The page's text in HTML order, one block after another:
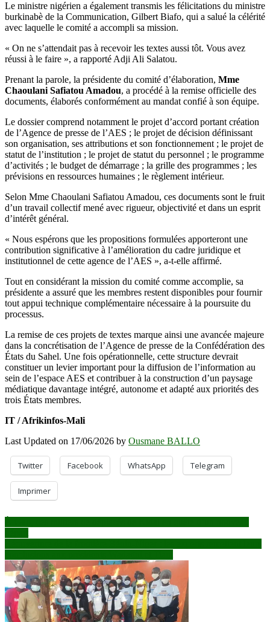
Le ministre nigérien a également transmis les félicitations du ministre
burkinabè de la Communication, Gilbert Biafo, qui a salué la célérité
avec laquelle le comité a accompli sa mission.
« On ne s’attendait pas à recevoir les textes aussi tôt. Vous avez
réussi à le faire », a rapporté Adji Ali Salatou.
Prenant la parole, la présidente du comité d’élaboration, Mme
Chaoulani Safiatou Amadou, a procédé à la remise officielle des
documents, élaborés conformément au mandat confié à son équipe.
Le dossier comprend notamment le projet d’accord portant création
de l’Agence de presse de l’AES ; le projet de décision définissant
son organisation, ses attributions et son fonctionnement ; le projet de
statut de l’institution ; le projet de statut du personnel ; le programme
d’activités ; le budget de démarrage ; la grille des programmes ; les
prévisions en ressources humaines ; le règlement intérieur.
Selon Mme Chaoulani Safiatou Amadou, ces documents sont le fruit
d’un travail collectif mené avec rigueur, objectivité et dans un esprit
d’intérêt général.
« Nous espérons que les propositions formulées apporteront une
contribution significative à l’amélioration du cadre juridique et
institutionnel de cette agence de l’AES », a-t-elle affirmé.
Tout en considérant la mission du comité comme accomplie, sa
présidente a assuré que les membres restent disponibles pour fournir
tout appui technique complémentaire nécessaire à la poursuite du
processus.
La remise de ces projets de textes marque ainsi une avancée majeure
dans la concrétisation de l’Agence de presse de la Confédération des
États du Sahel. Une fois opérationnelle, cette structure devrait
constituer un levier important pour la diffusion de l’information au
sein de l’espace AES et contribuer à la construction d’un paysage
médiatique davantage intégré, autonome et adapté aux priorités des
trois États membres.
IT / Afrikinfos-Mali
Last Updated on 17/06/2026 by Ousmane BALLO
Twitter Facebook WhatsApp Telegram
Imprimer
Navigation
de
l’article